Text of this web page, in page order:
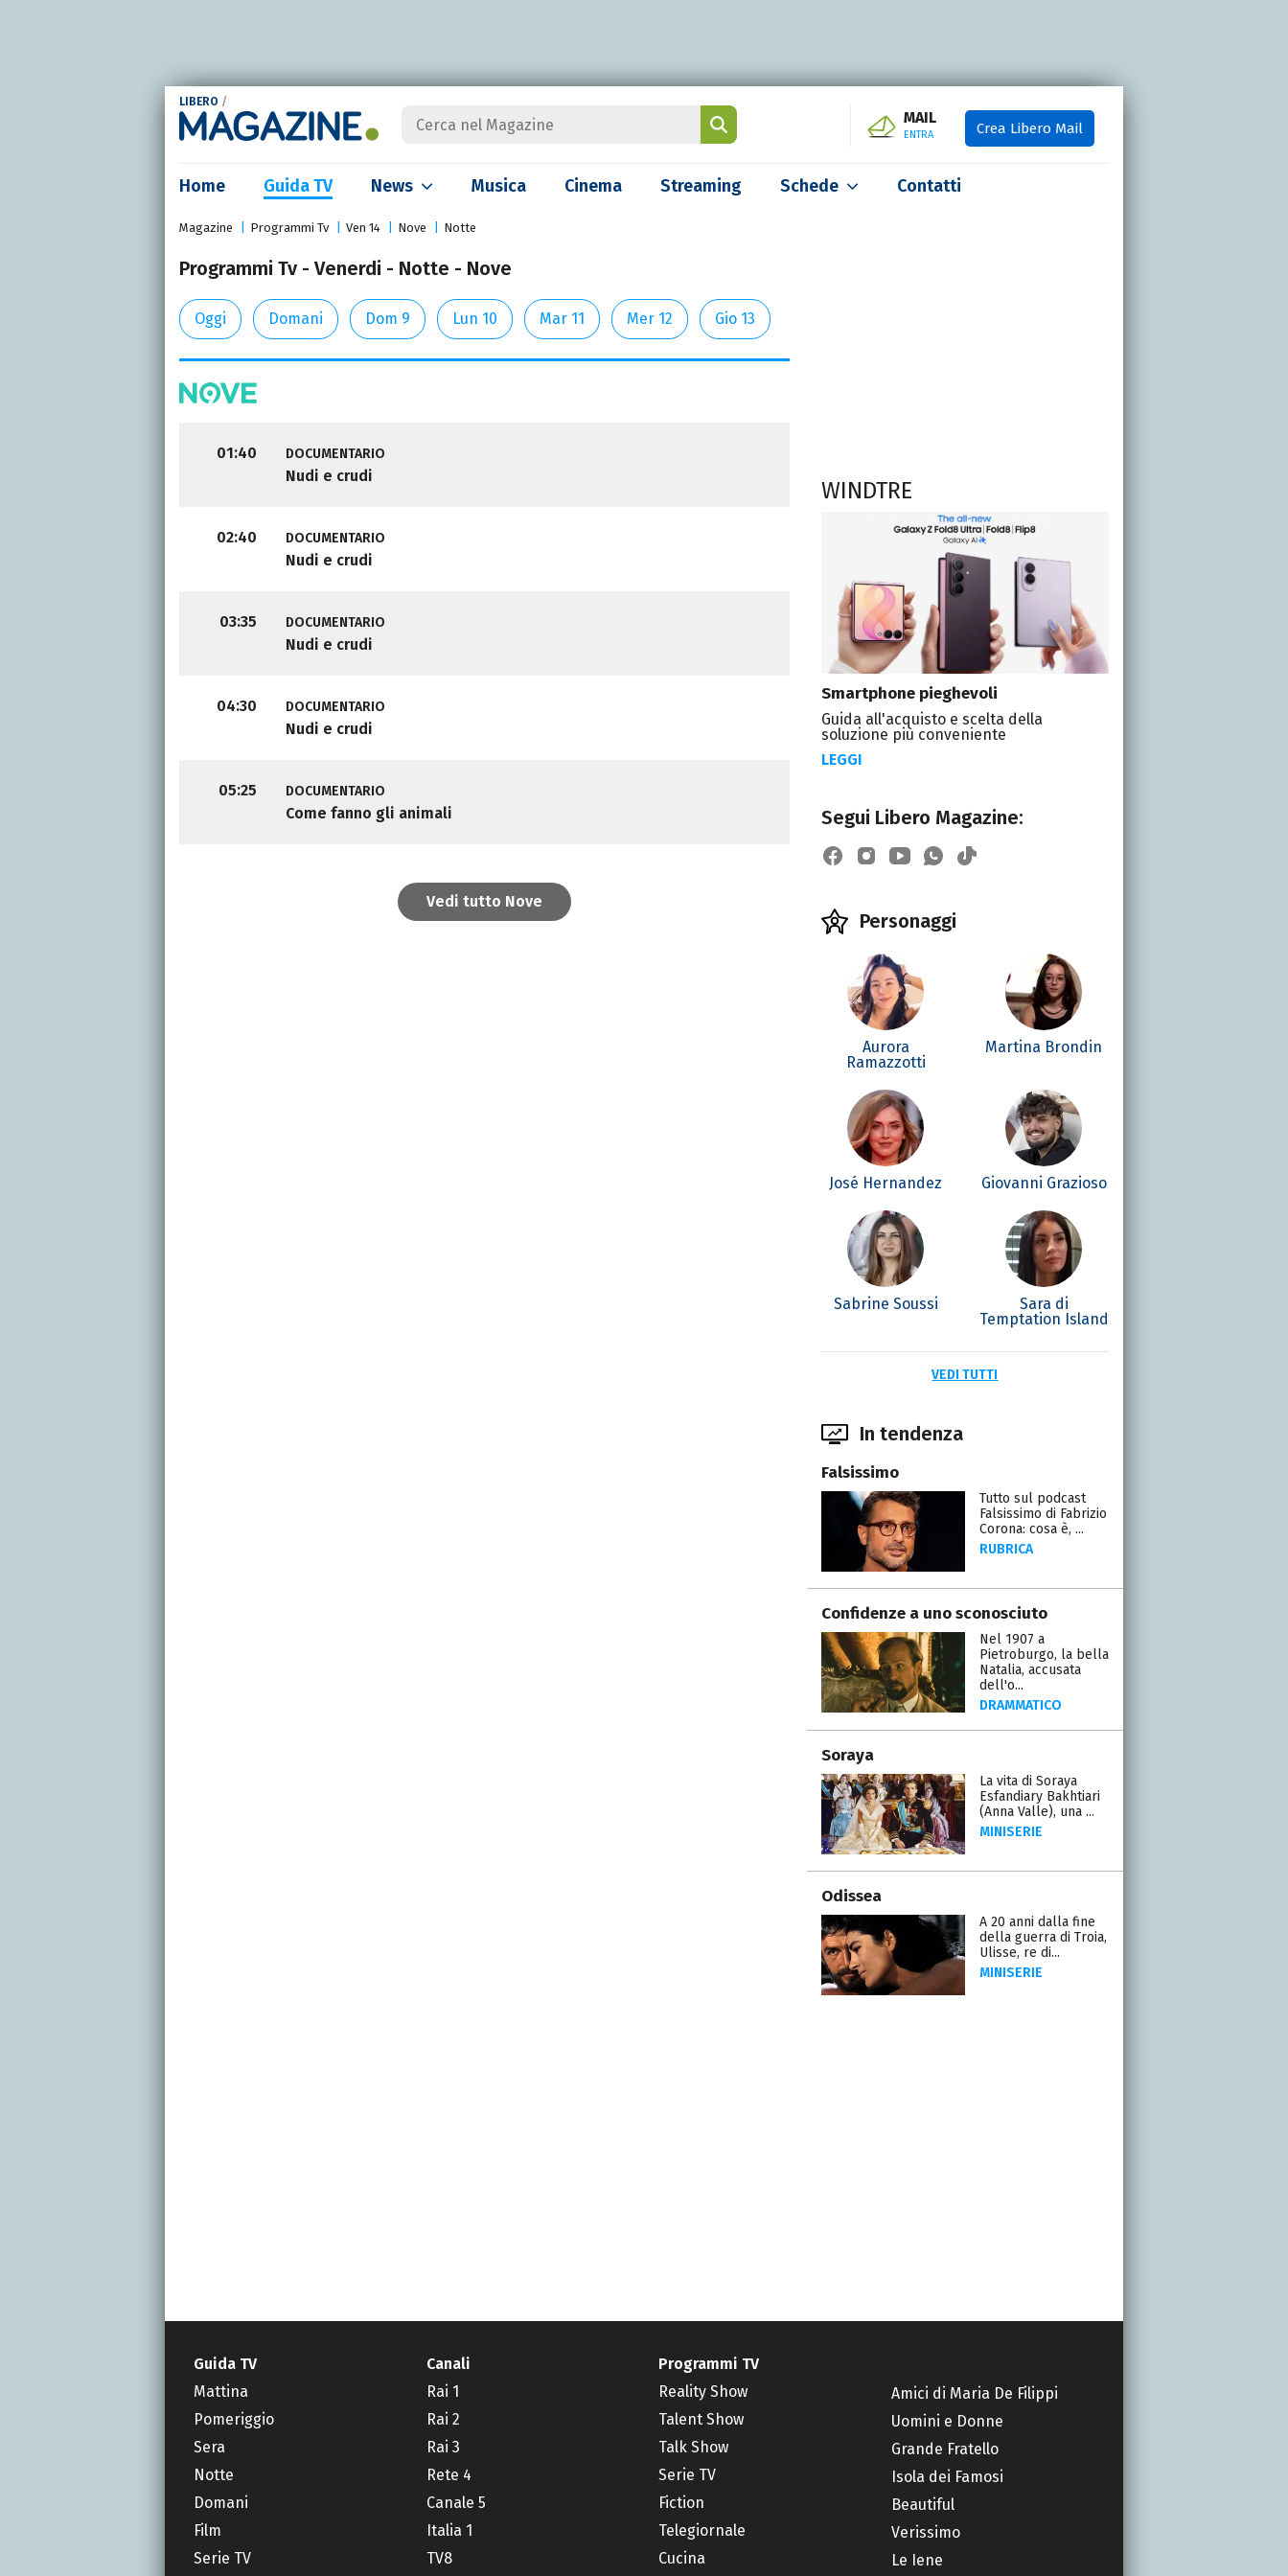
LIBERO /
MAIL
ENTRA Crea Libero Mail
Home Guida TV News Musica Cinema Streaming Schede Contatti
Magazine Programmi Tv Ven 14 Nove Notte
Programmi Tv - Venerdi - Notte - Nove
Oggi Domani Dom 9 Lun 10 Mar 11 Mer 12 Gio 13
01:40 DOCUMENTARIO
Nudi e crudi
02:40 DOCUMENTARIO
Nudi e crudi
03:35 DOCUMENTARIO
Nudi e crudi
04:30 DOCUMENTARIO
Nudi e crudi
05:25 DOCUMENTARIO
Come fanno gli animali
Vedi tutto Nove
WINDTRE
Smartphone pieghevoli
Guida all'acquisto e scelta della
soluzione più conveniente
LEGGI
Segui Libero Magazine:
Personaggi
Aurora
Ramazzotti
Martina Brondin
José Hernandez Giovanni Grazioso
Sabrine Soussi
Sara di
Temptation Island
VEDI TUTTI
In tendenza
Falsissimo
Tutto sul podcast
Falsissimo di Fabrizio
Corona: cosa è, ...
RUBRICA
Confidenze a uno sconosciuto
Nel 1907 a
Pietroburgo, la bella
Natalia, accusata
dell'o...
DRAMMATICO
Soraya
La vita di Soraya
Esfandiary Bakhtiari
(Anna Valle), una ...
MINISERIE
Odissea
A 20 anni dalla fine
della guerra di Troia,
Ulisse, re di...
MINISERIE
Guida TV
Mattina
Pomeriggio
Sera
Notte
Domani
Film
Serie TV
Canali
Rai 1
Rai 2
Rai 3
Rete 4
Canale 5
Italia 1
TV8
Programmi TV
Reality Show
Talent Show
Talk Show
Serie TV
Fiction
Telegiornale
Cucina
Amici di Maria De Filippi
Uomini e Donne
Grande Fratello
Isola dei Famosi
Beautiful
Verissimo
Le Iene